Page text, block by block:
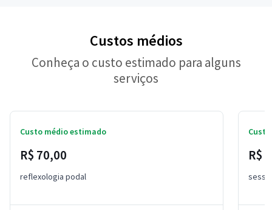
Custos médios
Conheça o custo estimado para alguns
serviços
Custo médio estimado
R$ 70,00
reflexologia podal
R$